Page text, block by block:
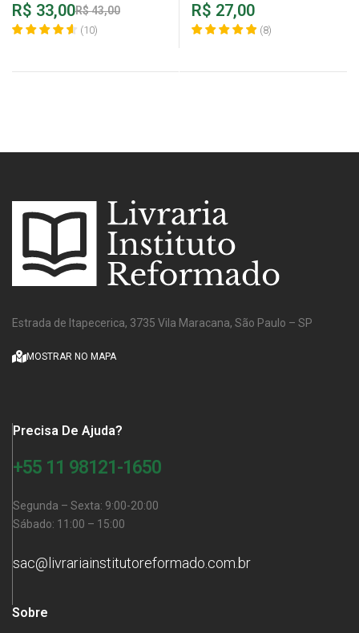
R$43,00
R$ 33,00
(10)
R$ 27,00
(8)
Estrada de Itapecerica, 3735 Vila Maracana, São Paulo – SP
MOSTRAR NO MAPA
Precisa De Ajuda?
+55 11 98121-1650
Segunda – Sexta: 9:00-20:00
Sábado: 11:00 – 15:00
sac@livrariainstitutoreformado.com.br
Sobre